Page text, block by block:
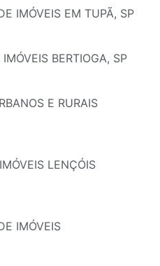
IMÓVEIS EM TUPÃ, SP
BERTIOGA, SP
E RURAIS
LENÇÓIS
IMÓVEIS